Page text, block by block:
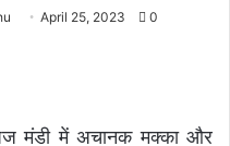
April 25, 2023 0
मंडी में अचानक मक्का और